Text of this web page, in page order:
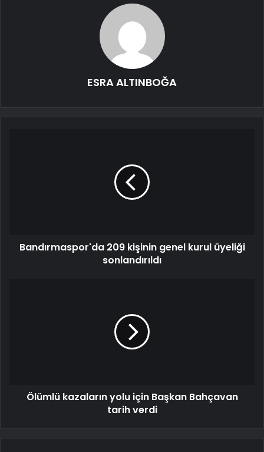
ESRA ALTINBOĞA
Bandırmaspor'da 209 kişinin genel kurul üyeliği
sonlandırıldı
Ölümlü kazaların yolu için Başkan Bahçavan
tarih verdi